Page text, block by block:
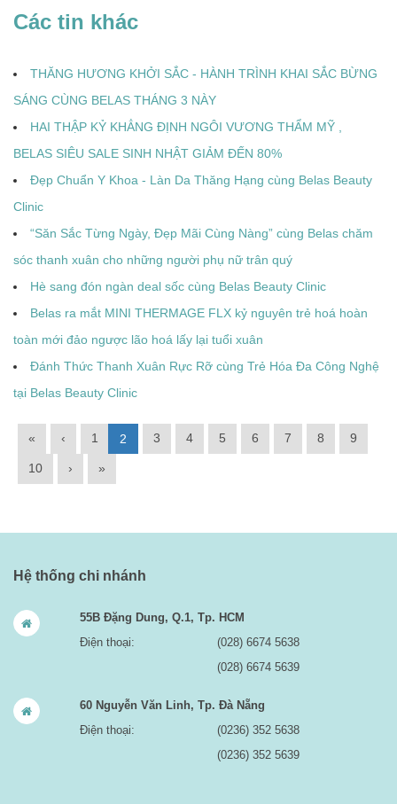
Các tin khác
THĂNG HƯƠNG KHỞI SẮC - HÀNH TRÌNH KHAI SẮC BỪNG
SÁNG CÙNG BELAS THÁNG 3 NÀY
HAI THẬP KỶ KHẲNG ĐỊNH NGÔI VƯƠNG THẨM MỸ ,
BELAS SIÊU SALE SINH NHẬT GIẢM ĐẾN 80%
Đẹp Chuẩn Y Khoa - Làn Da Thăng Hạng cùng Belas Beauty
Clinic
“Săn Sắc Từng Ngày, Đẹp Mãi Cùng Nàng” cùng Belas chăm
sóc thanh xuân cho những người phụ nữ trân quý
Hè sang đón ngàn deal sốc cùng Belas Beauty Clinic
Belas ra mắt MINI THERMAGE FLX kỷ nguyên trẻ hoá hoàn
toàn mới đảo ngược lão hoá lấy lại tuổi xuân
Đánh Thức Thanh Xuân Rực Rỡ cùng Trẻ Hóa Đa Công Nghệ
tại Belas Beauty Clinic
« ‹ 1 2 3 4 5 6 7 8 9
10 › »
Hệ thống chi nhánh
55B Đặng Dung, Q.1, Tp. HCM
Điện thoại:
(028) 6674 5638
(028) 6674 5639
60 Nguyễn Văn Linh, Tp. Đà Nẵng
Điện thoại:
(0236) 352 5638
(0236) 352 5639